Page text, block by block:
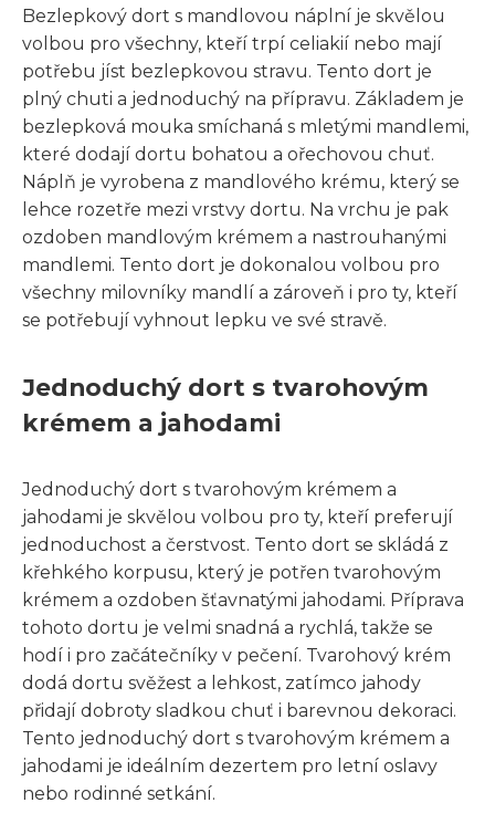
Bezlepkový dort s mandlovou náplní je skvělou
volbou pro všechny, kteří trpí celiakií nebo mají
potřebu jíst bezlepkovou stravu. Tento dort je
plný chuti a jednoduchý na přípravu. Základem je
bezlepková mouka smíchaná s mletými mandlemi,
které dodají dortu bohatou a ořechovou chuť.
Náplň je vyrobena z mandlového krému, který se
lehce rozetře mezi vrstvy dortu. Na vrchu je pak
ozdoben mandlovým krémem a nastrouhanými
mandlemi. Tento dort je dokonalou volbou pro
všechny milovníky mandlí a zároveň i pro ty, kteří
se potřebují vyhnout lepku ve své stravě.
Jednoduchý dort s tvarohovým
krémem a jahodami
Jednoduchý dort s tvarohovým krémem a
jahodami je skvělou volbou pro ty, kteří preferují
jednoduchost a čerstvost. Tento dort se skládá z
křehkého korpusu, který je potřen tvarohovým
krémem a ozdoben šťavnatými jahodami. Příprava
tohoto dortu je velmi snadná a rychlá, takže se
hodí i pro začátečníky v pečení. Tvarohový krém
dodá dortu svěžest a lehkost, zatímco jahody
přidají dobroty sladkou chuť i barevnou dekoraci.
Tento jednoduchý dort s tvarohovým krémem a
jahodami je ideálním dezertem pro letní oslavy
nebo rodinné setkání.